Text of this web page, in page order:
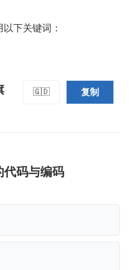
下关键词：
🇬🇩 复制
代码与编码